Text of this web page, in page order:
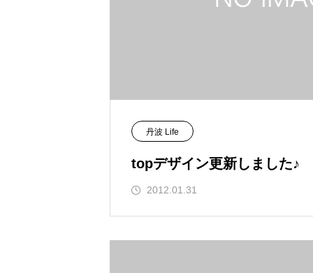
丹波 Life
topデザイン更新しました♪
2012.01.31